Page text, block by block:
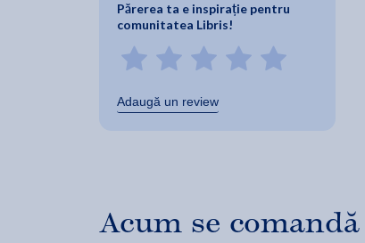
Părerea ta e inspirație pentru
comunitatea Libris!
Adaugă un review
Acum se comandă